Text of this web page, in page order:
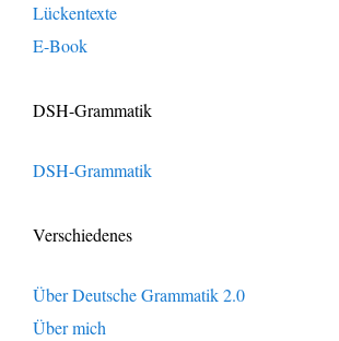
Lückentexte
E-Book
DSH-Grammatik
DSH-Grammatik
Verschiedenes
Über Deutsche Grammatik 2.0
Über mich